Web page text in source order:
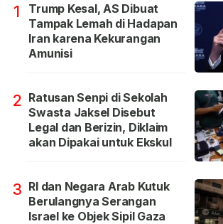
1
Trump Kesal, AS Dibuat
Tampak Lemah di Hadapan
Iran karena Kekurangan
Amunisi
2 Ratusan Senpi di Sekolah
Swasta Jaksel Disebut
Legal dan Berizin, Diklaim
akan Dipakai untuk Ekskul
3 RI dan Negara Arab Kutuk
Berulangnya Serangan
Israel ke Objek Sipil Gaza